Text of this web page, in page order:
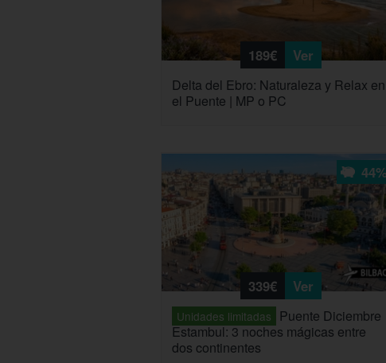
189€ Ver
Delta del Ebro: Naturaleza y Relax en
el Puente | MP o PC
44%
339€ Ver
Unidades limitadas
Puente Diciembre
Estambul: 3 noches mágicas entre
dos continentes